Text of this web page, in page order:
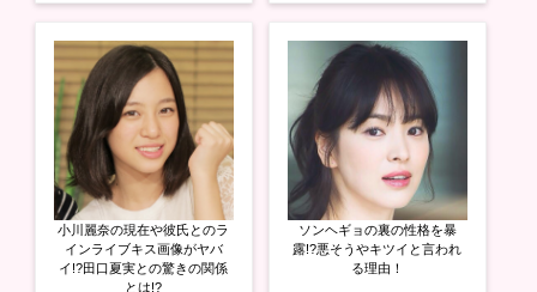
ン
ウ
で
き
ま
す
)
小川麗奈の現在や彼氏とのラ
インライブキス画像がヤバ
イ!?田口夏実との驚きの関係
とは!?
ソンヘギョの裏の性格を暴
露!?悪そうやキツイと言われ
る理由！